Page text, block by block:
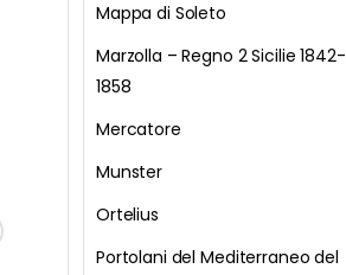
Mappa di Soleto
Marzolla – Regno 2 Sicilie 1842-
1858
Mercatore
Munster
Ortelius
Portolani del Mediterraneo del